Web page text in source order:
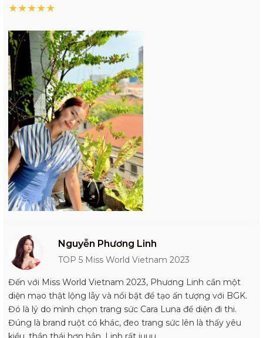
★★★★★
Nguyễn Phương Linh
TOP 5 Miss World Vietnam 2023
Đến với Miss World Vietnam 2023, Phương Linh cần một
diện mạo thật lộng lẫy và nổi bật để tạo ấn tượng với BGK.
Đó là lý do mình chọn trang sức Cara Luna để diện đi thi.
Đúng là brand ruột có khác, đeo trang sức lên là thấy yêu